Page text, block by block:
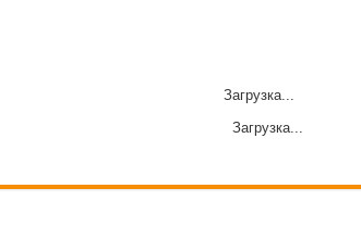
Загрузка...
Загрузка...